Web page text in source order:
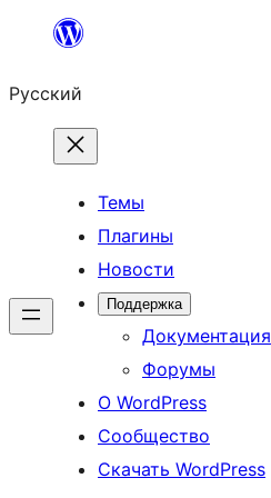
Перейти
содержимому
Русский
Темы
Плагины
Новости
Поддержка
Документация
Форумы
О WordPress
Сообщество
Скачать WordPress